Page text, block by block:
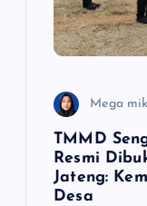
Mega
TMMD
Resmi
Jateng:
Desa